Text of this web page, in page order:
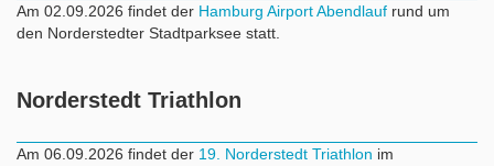
Am 02.09.2026 findet der Hamburg Airport Abendlauf rund um
den Norderstedter Stadtparksee statt.
Norderstedt Triathlon
Am 06.09.2026 findet der 19. Norderstedt Triathlon im